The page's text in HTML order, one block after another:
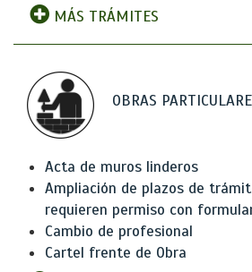
MÁS TRÁMITES
OBRAS
Acta de muros linderos
Ampliación de plazos de
requieren permiso con
Cambio de profesional
Cartel frente de Obra